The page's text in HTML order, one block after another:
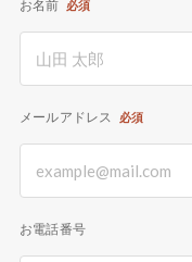
お名前 必須
メールアドレス 必須
お電話番号